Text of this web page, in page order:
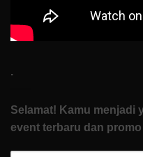
.
Selamat! Kamu menjadi
event terbaru dan